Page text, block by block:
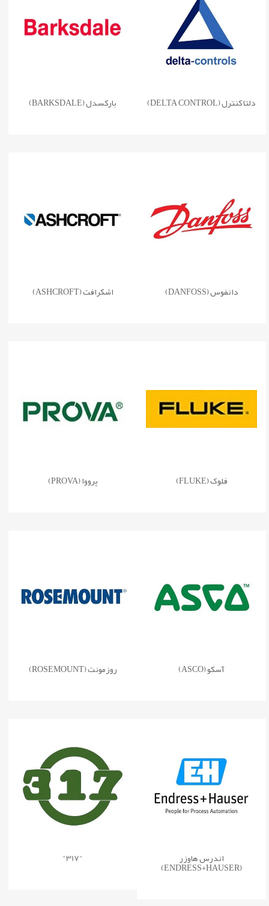
دلتا کنترل (DELTA CONTROL) بارکسدل (BARKSDALE)
دانفوس (DANFOSS) اشکرافت (ASHCROFT)
فلوک (FLUKE) پرووا (PROVA)
آسکو (ASCO) روزمونت (ROSEMOUNT)
اندرس هاوزر
(ENDRESS+HAUSER)
"317"